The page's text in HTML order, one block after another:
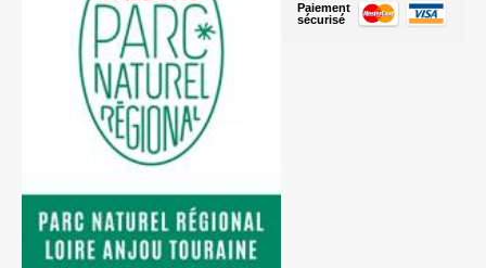
Paiement
sécurisé